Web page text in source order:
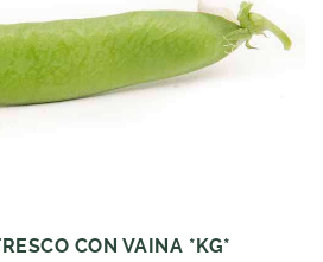
CON VAINA *KG*